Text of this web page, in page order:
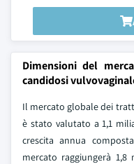
Dimensioni del
candidosi
Il mercato globale dei
è stato valutato a 1,1
crescita annua
mercato raggiungerà